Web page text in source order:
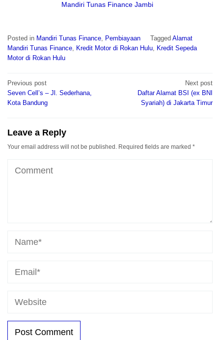
Mandiri Tunas Finance Jambi
Posted in Mandiri Tunas Finance, Pembiayaan Tagged Alamat
Mandiri Tunas Finance, Kredit Motor di Rokan Hulu, Kredit Sepeda
Motor di Rokan Hulu
Post
navigation
Previous post
Seven Cell’s – Jl. Sederhana,
Kota Bandung
Next post
Daftar Alamat BSI (ex BNI
Syariah) di Jakarta Timur
Leave a Reply
Your email address will not be published. Required fields are marked *